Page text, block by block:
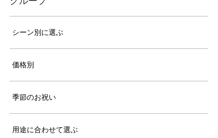
シーン別に選ぶ
価格別
季節のお祝い
用途に合わせて選ぶ